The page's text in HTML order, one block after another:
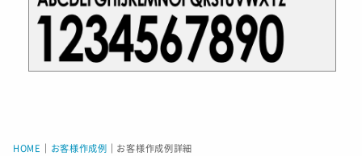
HOME お客様作成例 お客様作成例詳細